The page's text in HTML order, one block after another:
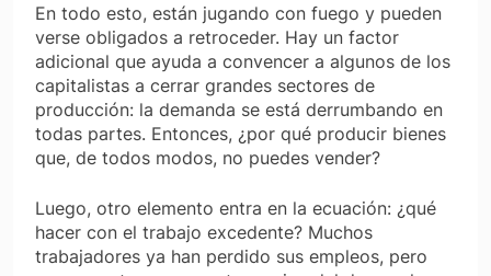
En todo esto, están jugando con fuego y pueden
verse obligados a retroceder. Hay un factor
adicional que ayuda a convencer a algunos de los
capitalistas a cerrar grandes sectores de
producción: la demanda se está derrumbando en
todas partes. Entonces, ¿por qué producir bienes
que, de todos modos, no puedes vender?
Luego, otro elemento entra en la ecuación: ¿qué
hacer con el trabajo excedente? Muchos
trabajadores ya han perdido sus empleos, pero